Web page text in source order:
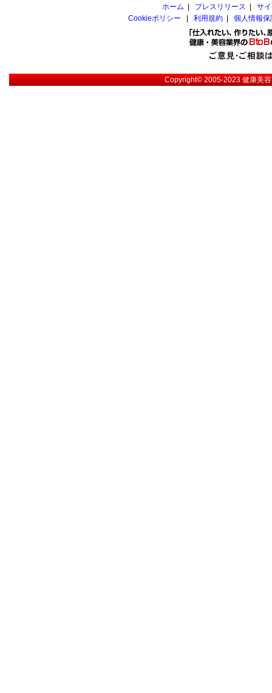
ホーム
プレスリリース
サ
Cookieポリシー
利用規約 個人情報
Copyright© 2005-2023健康美